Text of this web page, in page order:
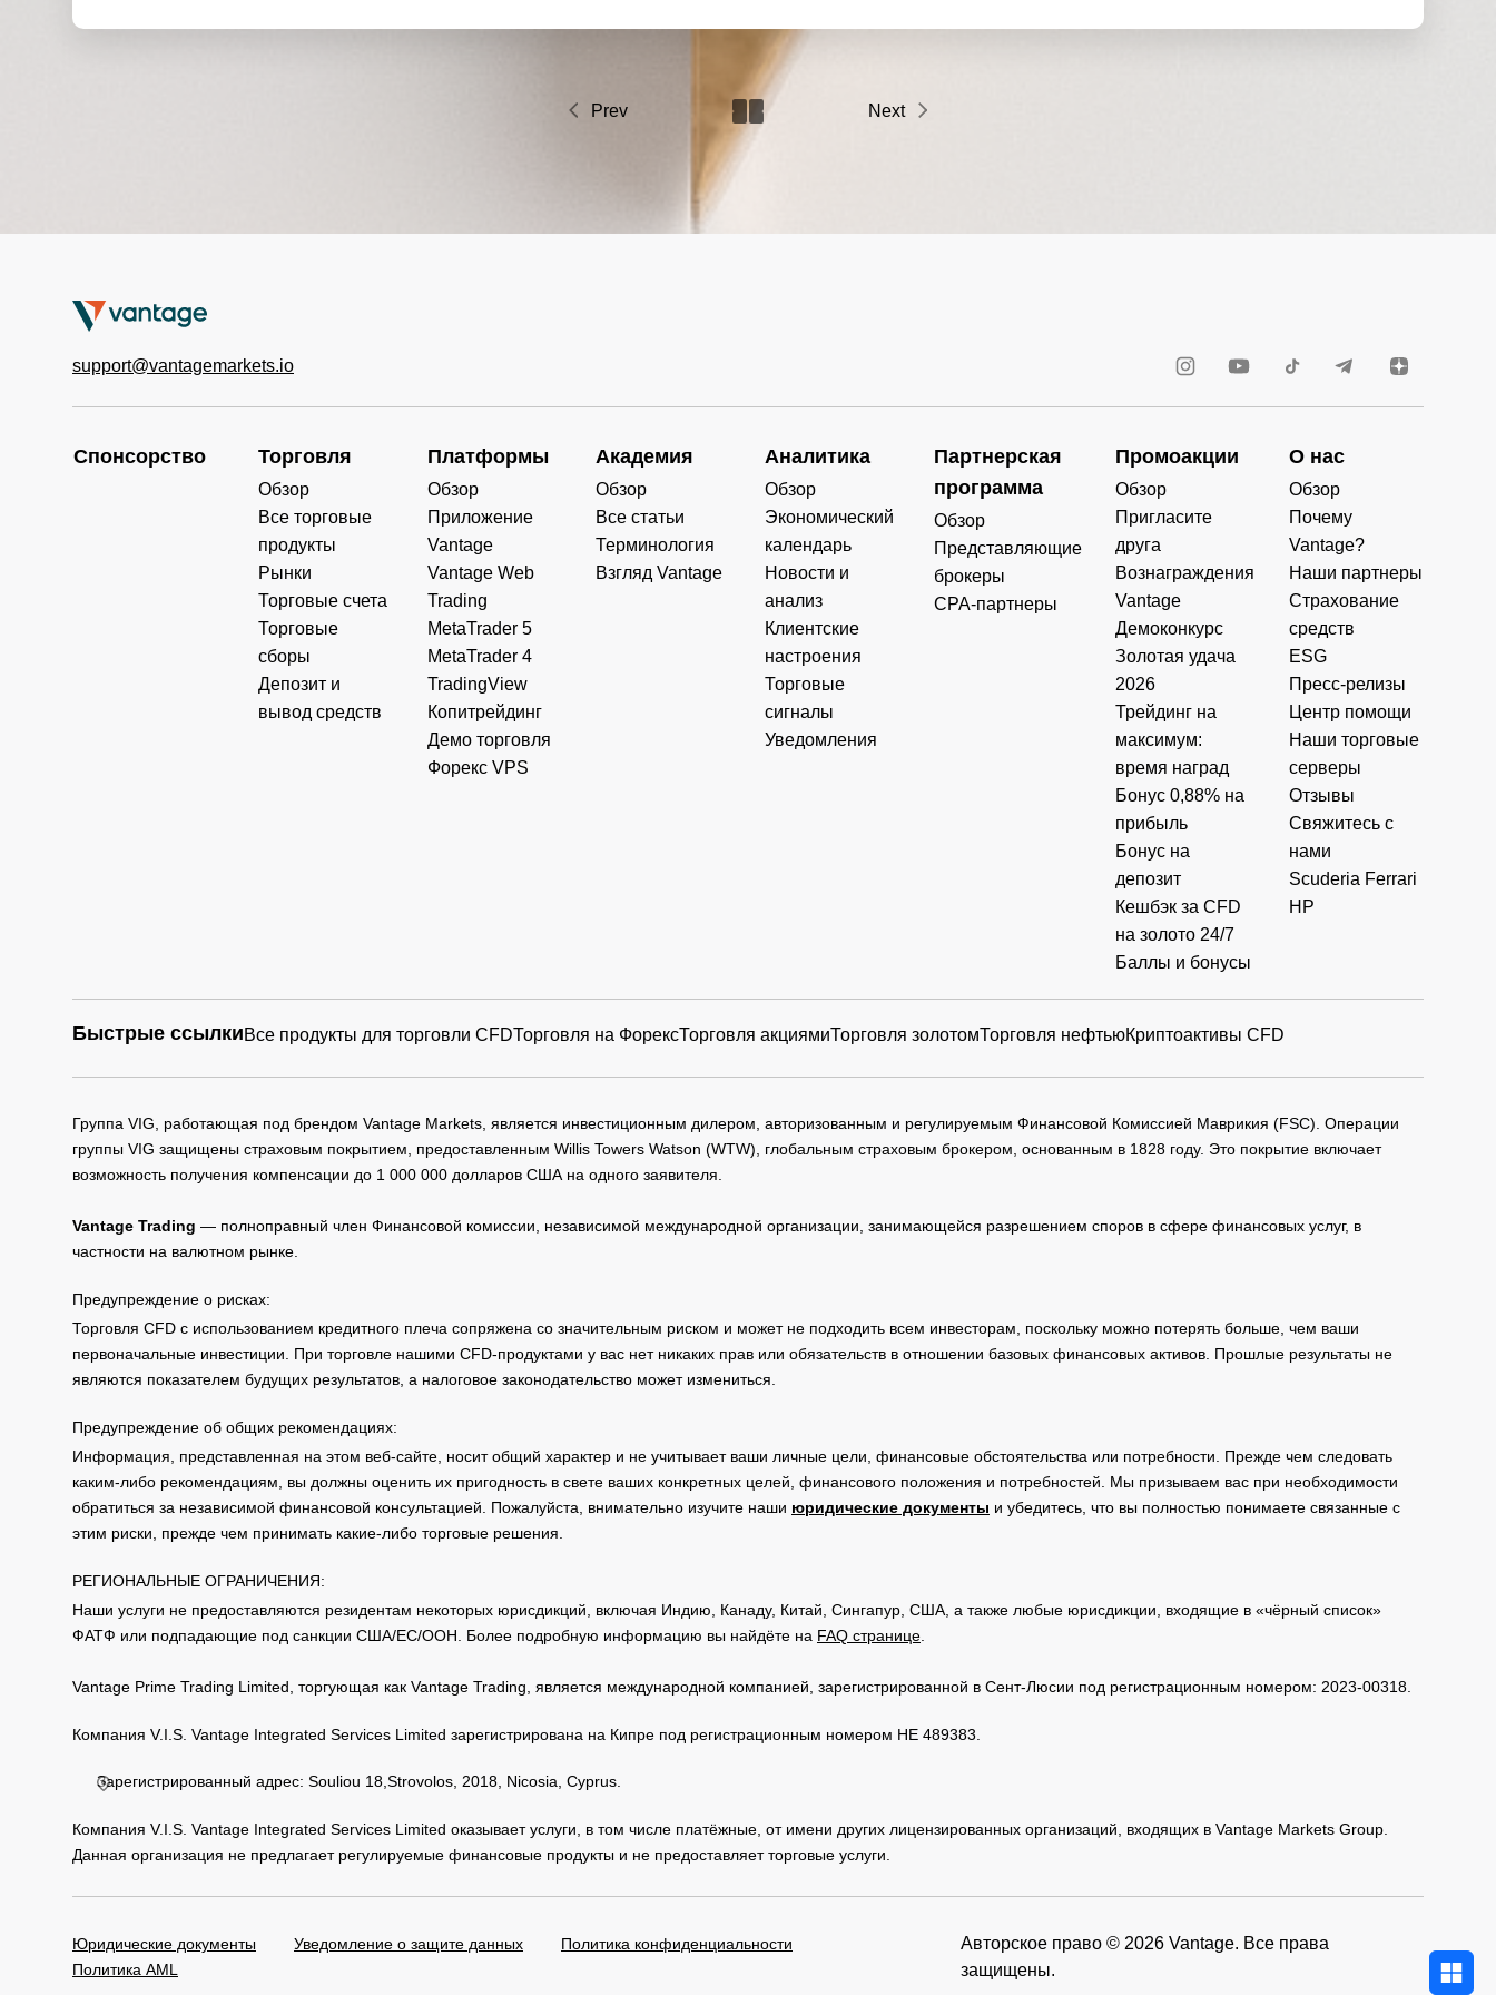
Prev Next
support@vantagemarkets.io
Спонсорство Торговля
Обзор
Все торговые
продукты
Рынки
Торговые счета
Торговые
сборы
Депозит и
вывод средств
Платформы
Обзор
Приложение
Vantage
Vantage Web
Trading
MetaTrader 5
MetaTrader 4
TradingView
Копитрейдинг
Демо торговля
Форекс VPS
Академия
Обзор
Все статьи
Терминология
Взгляд Vantage
Аналитика
Обзор
Экономический
календарь
Новости и
анализ
Клиентские
настроения
Торговые
сигналы
Уведомления
Партнерская
программа
Обзор
Представляющие
брокеры
CPA-партнеры
Промоакции
Обзор
Пригласите
друга
Вознаграждения
Vantage
Демоконкурс
Золотая удача
2026
Трейдинг на
максимум:
время наград
Бонус 0,88% на
прибыль
Бонус на
депозит
Кешбэк за CFD
на золото 24/7
Баллы и бонусы
О нас
Обзор
Почему
Vantage?
Наши партнеры
Страхование
средств
ESG
Пресс-релизы
Центр помощи
Наши торговые
серверы
Отзывы
Свяжитесь с
нами
Scuderia Ferrari
HP
Быстрые ссылкиВсе продукты для торговли CFDТорговля на ФорексТорговля акциямиТорговля золотомТорговля нефтьюКриптоактивы CFD
Группа VIG, работающая под брендом Vantage Markets, является инвестиционным дилером, авторизованным и регулируемым Финансовой Комиссией Маврикия (FSC). Операции
группы VIG защищены страховым покрытием, предоставленным Willis Towers Watson (WTW), глобальным страховым брокером, основанным в 1828 году. Это покрытие включает
возможность получения компенсации до 1 000 000 долларов США на одного заявителя.
Vantage Trading — полноправный член Финансовой комиссии, независимой международной организации, занимающейся разрешением споров в сфере финансовых услуг, в
частности на валютном рынке.
Предупреждение о рисках:
Торговля CFD с использованием кредитного плеча сопряжена со значительным риском и может не подходить всем инвесторам, поскольку можно потерять больше, чем ваши
первоначальные инвестиции. При торговле нашими CFD-продуктами у вас нет никаких прав или обязательств в отношении базовых финансовых активов. Прошлые результаты не
являются показателем будущих результатов, а налоговое законодательство может измениться.
Предупреждение об общих рекомендациях:
Информация, представленная на этом веб-сайте, носит общий характер и не учитывает ваши личные цели, финансовые обстоятельства или потребности. Прежде чем следовать
каким-либо рекомендациям, вы должны оценить их пригодность в свете ваших конкретных целей, финансового положения и потребностей. Мы призываем вас при необходимости
обратиться за независимой финансовой консультацией. Пожалуйста, внимательно изучите наши юридические документы и убедитесь, что вы полностью понимаете связанные с
этим риски, прежде чем принимать какие-либо торговые решения.
РЕГИОНАЛЬНЫЕ ОГРАНИЧЕНИЯ:
Наши услуги не предоставляются резидентам некоторых юрисдикций, включая Индию, Канаду, Китай, Сингапур, США, а также любые юрисдикции, входящие в «чёрный список»
ФАТФ или подпадающие под санкции США/ЕС/ООН. Более подробную информацию вы найдёте на FAQ странице
Vantage Prime Trading Limited, торгующая как Vantage Trading, является международной компанией, зарегистрированной в Сент-Люсии под регистрационным номером: 2023-00318.
Компания V.I.S. Vantage Integrated Services Limited зарегистрирована на Кипре под регистрационным номером HE 489383.
Зарегистрированный адрес: Souliou 18,Strovolos, 2018, Nicosia, Cyprus.
Компания V.I.S. Vantage Integrated Services Limited оказывает услуги, в том числе платёжные, от имени других лицензированных организаций, входящих в Vantage Markets Group.
Данная организация не предлагает регулируемые финансовые продукты и не предоставляет торговые услуги.
Юридические документы Уведомление о защите данных
Политика конфиденциальности
Политика AML
Авторское право © 2026 Vantage. Все права
защищены.